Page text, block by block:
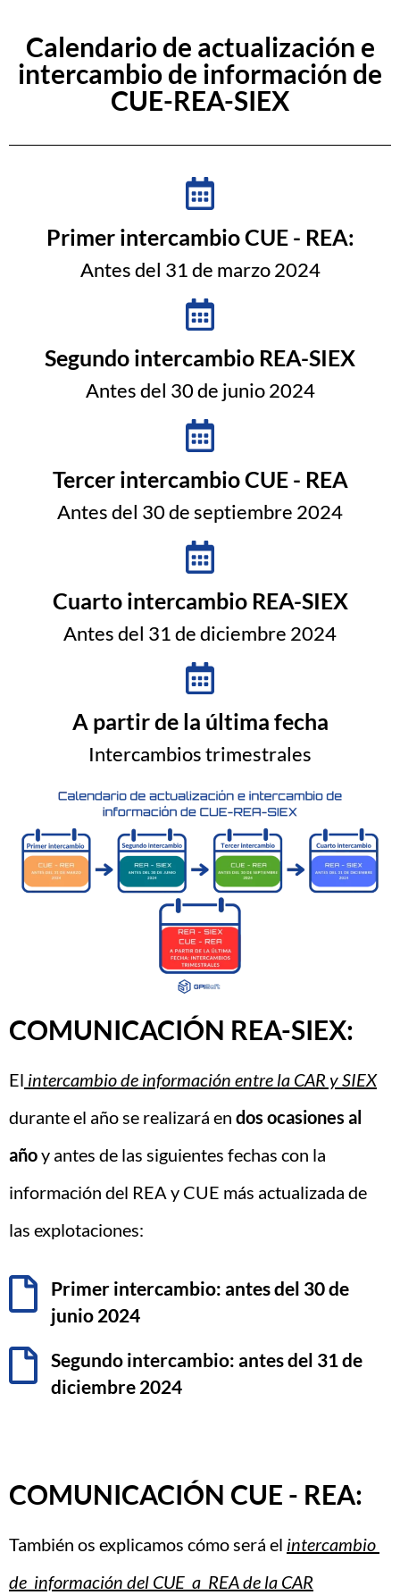
Calendario de actualización e
intercambio de información de
CUE-REA-SIEX
Primer intercambio CUE - REA:
Antes del 31 de marzo 2024
Segundo intercambio REA-SIEX
Antes del 30 de junio 2024
Tercer intercambio CUE - REA
Antes del 30 de septiembre 2024
Cuarto intercambio REA-SIEX
Antes del 31 de diciembre 2024
A partir de la última fecha
Intercambios trimestrales
COMUNICACIÓN REA-SIEX:
El intercambio de información entre la CAR y SIEX
durante el año se realizará en dos ocasiones al
añoy antes de las siguientes fechas con la
información del REA y CUE más actualizada de
las explotaciones:
Primer intercambio: antes del 30 de
junio 2024
Segundo intercambio: antes del 31 de
diciembre 2024
COMUNICACIÓN CUE - REA:
También os explicamos cómo será el intercambio
de información del CUE a REA de la CAR